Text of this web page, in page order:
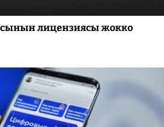
лицензиясы жокко